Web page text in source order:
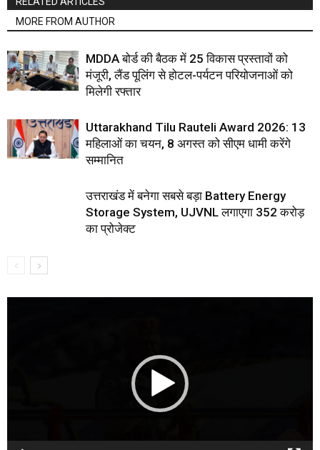
MORE FROM AUTHOR
MDDA बोर्ड की बैठक में 25 विकास प्रस्तावों को
मंजूरी, लैंड पूलिंग से होटल-पर्यटन परियोजनाओं को
मिलेगी रफ्तार
Uttarakhand Tilu Rauteli Award 2026: 13
महिलाओं का चयन, 8 अगस्त को सीएम धामी करेंगे
सम्मानित
उत्तराखंड में बनेगा सबसे बड़ा Battery Energy
Storage System, UJVNL लगाएगा 352 करोड़
का प्रोजेक्ट